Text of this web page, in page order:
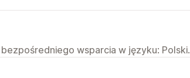
wsparcia w języku: Polski.